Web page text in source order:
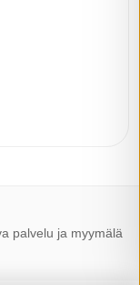
palvelu ja myymälä